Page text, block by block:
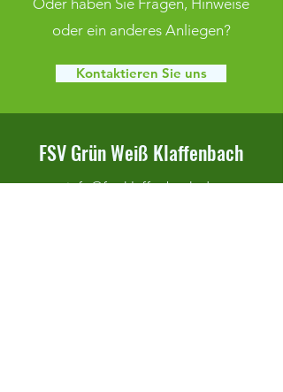
Oder haben Sie Fragen, Hinweise
oder ein anderes Anliegen?
Kontaktieren Sie uns
FSV Grün Weiß Klaffenbach
info@fsv-klaffenbach.de